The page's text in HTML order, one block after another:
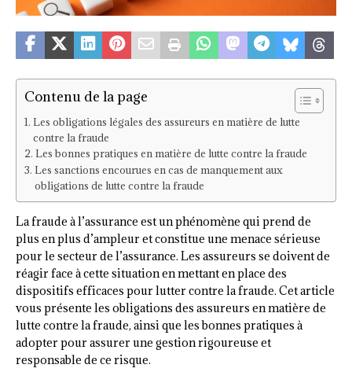
Contenu de la page
Les obligations légales des assureurs en matière de lutte
contre la fraude
Les bonnes pratiques en matière de lutte contre la fraude
Les sanctions encourues en cas de manquement aux
obligations de lutte contre la fraude
La fraude à l’assurance est un phénomène qui prend de
plus en plus d’ampleur et constitue une menace sérieuse
pour le secteur de l’assurance. Les assureurs se doivent de
réagir face à cette situation en mettant en place des
dispositifs efficaces pour lutter contre la fraude. Cet article
vous présente les obligations des assureurs en matière de
lutte contre la fraude, ainsi que les bonnes pratiques à
adopter pour assurer une gestion rigoureuse et
responsable de ce risque.